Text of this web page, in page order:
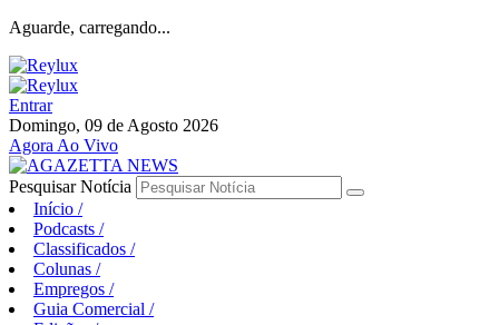
Aguarde, carregando...
Entrar
Domingo, 09 de Agosto 2026
Agora Ao Vivo
Pesquisar Notícia
Início /
Podcasts /
Classificados /
Colunas /
Empregos /
Guia Comercial /